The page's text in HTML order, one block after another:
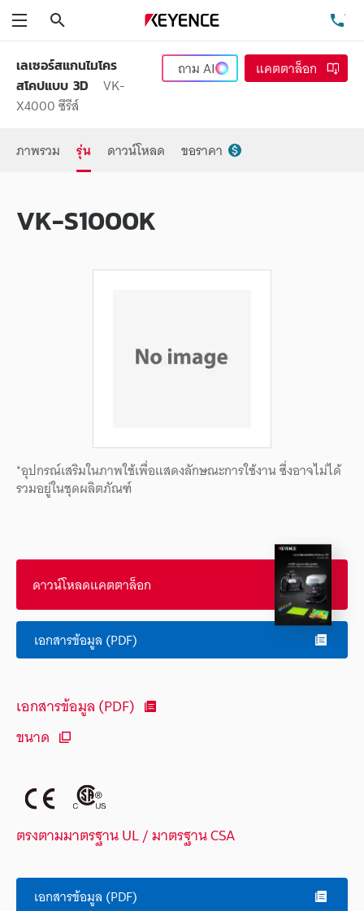
เลเซอร์สแกนไมโคร
สโคปแบบ 3D
VK-
X4000 ซีรีส์
ถามAI แคตตาล็อก
ภาพรวม รุ่น ดาวน์โหลด ขอราคา
VK-S1000K
*อุปกรณ์เสริมในภาพใช้เพื่อแสดงลักษณะการใช้งาน ซึ่งอาจไม่ได้
รวมอยู่ในชุดผลิตภัณฑ์
ดาวน์โหลดแคตตาล็อก
เอกสารข้อมูล (PDF)
เอกสารข้อมูล (PDF)
ขนาด
ตรงตามมาตรฐาน UL / มาตรฐาน CSA
เอกสารข้อมูล (PDF)